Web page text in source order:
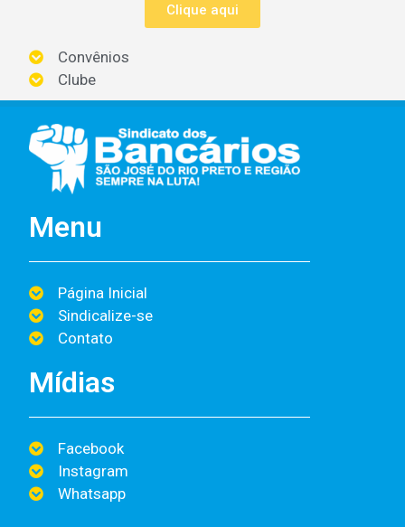
Clique aqui
Convênios
Clube
Menu
Página Inicial
Sindicalize-se
Contato
Mídias
Facebook
Instagram
Whatsapp